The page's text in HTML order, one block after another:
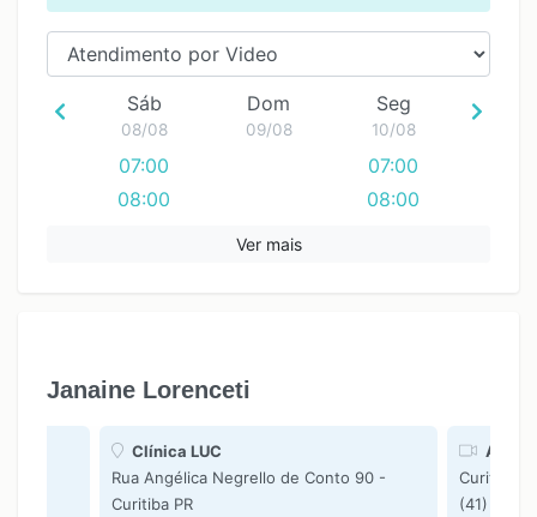
Sáb
08/08
07:00
08:00
Dom
09/08
Seg
10/08
07:00
08:00
16:00
Ver mais
Janaine Lorenceti
Clínica LUC
Rua Angélica Negrello de Conto 90 -
Curitiba PR
Curitiba
(41)